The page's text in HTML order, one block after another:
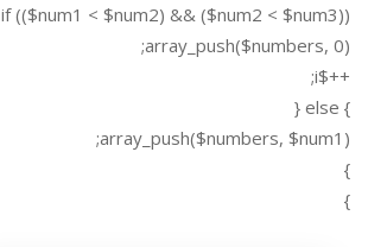
if (($num1 < $num2) && ($num2 < $num3)) {
array_push($numbers, 0);
++$i;
} else {
array_push($numbers, $num1);
}
}